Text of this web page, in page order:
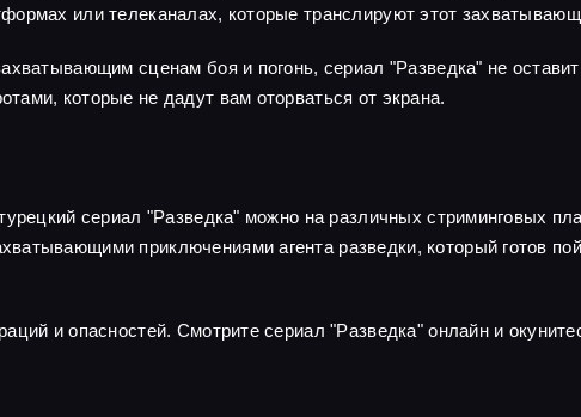
или телеканалах, которые транслируют этот
сценам боя и погонь, сериал "Разведка" не
которые не дадут вам оторваться от экрана.
сериал "Разведка" можно на различных стриминговых
приключениями агента разведки, который готов
и опасностей. Смотрите сериал "Разведка" онлайн и